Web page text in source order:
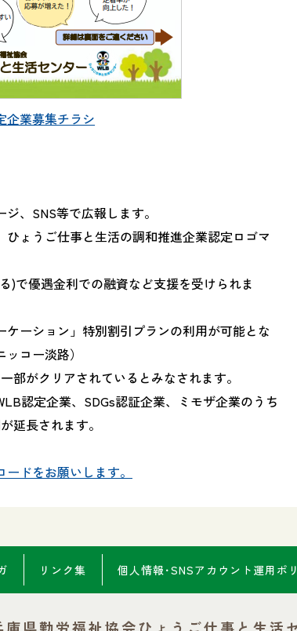
企業募集チラシ
、SNS等で広報します。
ょうご仕事と生活の調和推進企業認定ロゴマ
優遇金利での融資など支援を受けられま
ーション」特別割引プランの利用が可能とな
コー淡路）
がクリアされているとみなされます。
認定企業、SDGs認証企業、ミモザ企業のうち
延長されます。
ドをお願いします。
リンク集 個人情報･SNSアカウント 運用ポ